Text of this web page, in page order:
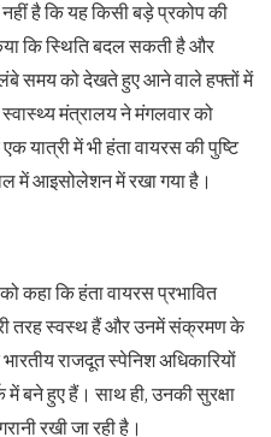
है कि यह किसी बड़े प्रकोप की
कि स्थिति बदल सकती है और
समय को देखते हुए आने वाले हफ्तों में
मंत्रालय ने मंगलवार को
यात्री में भी हंता वायरस की पुष्टि
में आइसोलेशन में रखा गया है।
कहा कि हंता वायरस प्रभावित
तरह स्वस्थ हैं और उनमें संक्रमण के
राजदूत स्पेनिश अधिकारियों
बने हुए हैं। साथ ही, उनकी सुरक्षा
रखी जा रही है।